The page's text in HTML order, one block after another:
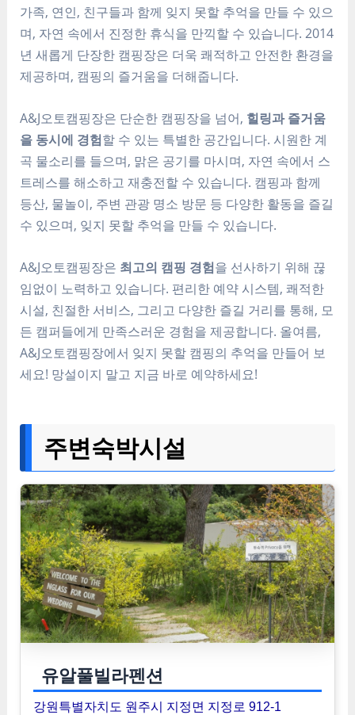
가족, 연인, 친구들과 함께 잊지 못할 추억을 만들 수 있으
며, 자연 속에서 진정한 휴식을 만끽할 수 있습니다. 2014
년 새롭게 단장한 캠핑장은 더욱 쾌적하고 안전한 환경을
제공하며, 캠핑의 즐거움을 더해줍니다.
A&J오토캠핑장은 단순한 캠핑장을 넘어, 힐링과 즐거움
을 동시에 경험할 수 있는 특별한 공간입니다. 시원한 계
곡 물소리를 들으며, 맑은 공기를 마시며, 자연 속에서 스
트레스를 해소하고 재충전할 수 있습니다. 캠핑과 함께
등산, 물놀이, 주변 관광 명소 방문 등 다양한 활동을 즐길
수 있으며, 잊지 못할 추억을 만들 수 있습니다.
A&J오토캠핑장은 최고의 캠핑 경험을 선사하기 위해 끊
임없이 노력하고 있습니다. 편리한 예약 시스템, 쾌적한
시설, 친절한 서비스, 그리고 다양한 즐길 거리를 통해, 모
든 캠퍼들에게 만족스러운 경험을 제공합니다. 올여름,
A&J오토캠핑장에서 잊지 못할 캠핑의 추억을 만들어 보
세요! 망설이지 말고 지금 바로 예약하세요!
주변숙박시설
유알풀빌라펜션
강원특별자치도 원주시 지정면 지정로 912-1